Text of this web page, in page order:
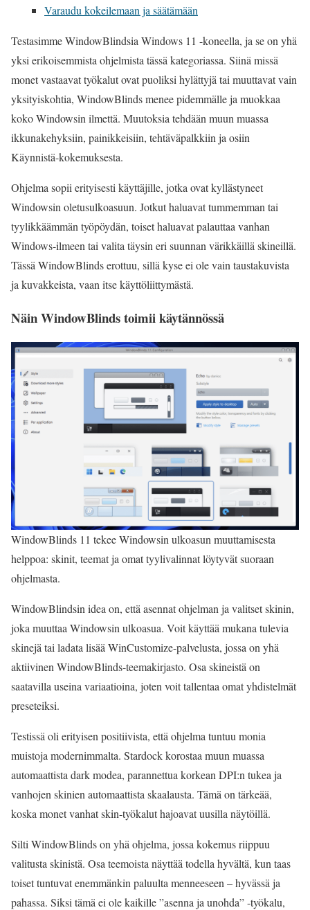
Varaudu kokeilemaan ja säätämään
Testasimme WindowBlindsia Windows 11 -koneella, ja se on yhä
yksi erikoisemmista ohjelmista tässä kategoriassa. Siinä missä
monet vastaavat työkalut ovat puoliksi hylättyjä tai muuttavat vain
yksityiskohtia, WindowBlinds menee pidemmälle ja muokkaa
koko Windowsin ilmettä. Muutoksia tehdään muun muassa
ikkunakehyksiin, painikkeisiin, tehtäväpalkkiin ja osiin
Käynnistä-kokemuksesta.
Ohjelma sopii erityisesti käyttäjille, jotka ovat kyllästyneet
Windowsin oletusulkoasuun. Jotkut haluavat tummemman tai
tyylikkäämmän työpöydän, toiset haluavat palauttaa vanhan
Windows-ilmeen tai valita täysin eri suunnan värikkäillä skineillä.
Tässä WindowBlinds erottuu, sillä kyse ei ole vain taustakuvista
ja kuvakkeista, vaan itse käyttöliittymästä.
Näin WindowBlinds toimii käytännössä
WindowBlinds 11 tekee Windowsin ulkoasun muuttamisesta
helppoa: skinit, teemat ja omat tyylivalinnat löytyvät suoraan
ohjelmasta.
WindowBlindsin idea on, että asennat ohjelman ja valitset skinin,
joka muuttaa Windowsin ulkoasua. Voit käyttää mukana tulevia
skinejä tai ladata lisää WinCustomize-palvelusta, jossa on yhä
aktiivinen WindowBlinds-teemakirjasto. Osa skineistä on
saatavilla useina variaatioina, joten voit tallentaa omat yhdistelmät
preseteiksi.
Testissä oli erityisen positiivista, että ohjelma tuntuu monia
muistoja modernimmalta. Stardock korostaa muun muassa
automaattista dark modea, parannettua korkean DPI:n tukea ja
vanhojen skinien automaattista skaalausta. Tämä on tärkeää,
koska monet vanhat skin-työkalut hajoavat uusilla näytöillä.
Silti WindowBlinds on yhä ohjelma, jossa kokemus riippuu
valitusta skinistä. Osa teemoista näyttää todella hyvältä, kun taas
toiset tuntuvat enemmänkin paluulta menneeseen – hyvässä ja
pahassa. Siksi tämä ei ole kaikille ”asenna ja unohda” -työkalu,